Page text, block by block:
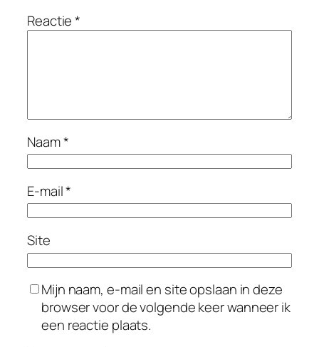
Reactie*
Naam*
E-mail*
Site
Mijn naam, e-mail en site opslaan in deze
browser voor de volgende keer wanneer ik
een reactie plaats.